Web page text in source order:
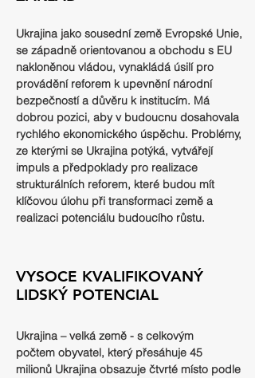
Ukrajina jako sousední země Evropské Unie,
se západně orientovanou a obchodu s EU
nakloněnou vládou, vynakládá úsilí pro
provádění reforem k upevnění národní
bezpečností a důvěru k institucím. Má
dobrou pozici, aby v budoucnu dosahovala
rychlého ekonomického úspěchu. Problémy,
ze kterými se Ukrajina potýká, vytvářejí
impuls a předpoklady pro realizace
strukturálních reforem, které budou mít
klíčovou úlohu při transformaci země a
realizaci potenciálu budoucího růstu.
VYSOCE KVALIFIKOVANÝ
LIDSKÝ POTENCIAL
Ukrajina – velká země - s celkovým
počtem obyvatel, který přesáhuje 45
milionů Ukrajina obsazuje čtvrté místo podle